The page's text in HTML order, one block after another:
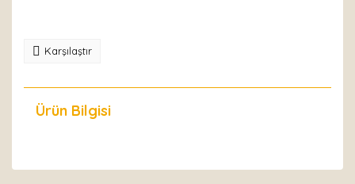
Karşılaştır
Ürün Bilgisi